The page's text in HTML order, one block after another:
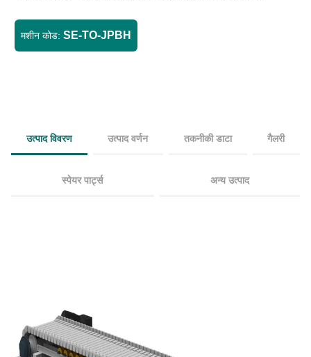
मशीन कोड: SE-TO-JPBH
उत्पाद विवरण उत्पाद वर्णन तकनीकी डाटा गैलरी
स्पेयर पार्ट्स अन्य उत्पाद